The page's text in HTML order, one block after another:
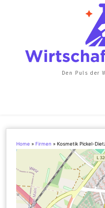
Den Puls der
Home » Firmen »Kosmetik Pickel-